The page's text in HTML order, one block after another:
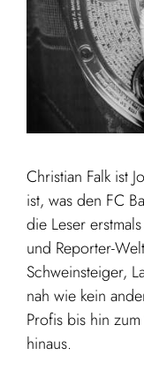
Christian Falk ist
ist, was den FC
die Leser
und Reporter-
Schweinsteiger,
nah wie kein
Profis bis hin
hinaus.